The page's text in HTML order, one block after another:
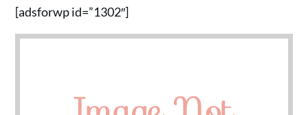
[adsforwp id=”1302″]